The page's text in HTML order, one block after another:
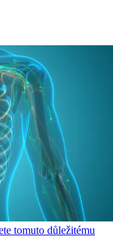
tomuto důležitému